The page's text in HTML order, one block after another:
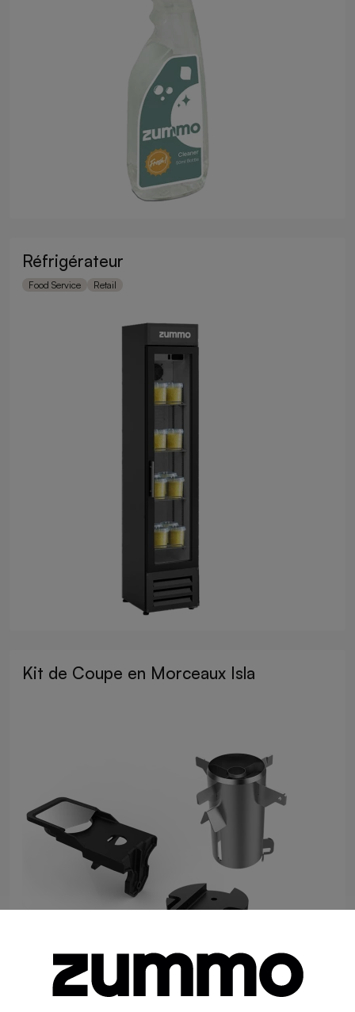
Réfrigérateur
Food Service Retail
Kit de Coupe en Morceaux Isla